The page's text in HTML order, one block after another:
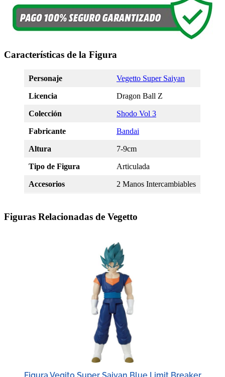
Características de la Figura
Personaje Vegetto Super Saiyan
Licencia Dragon Ball Z
Colección Shodo Vol 3
Fabricante Bandai
Altura 7-9cm
Tipo de Figura Articulada
Accesorios 2 Manos Intercambiables
Figuras Relacionadas de Vegetto
Figura Vegito Super Saiyan Blue Limit Breaker